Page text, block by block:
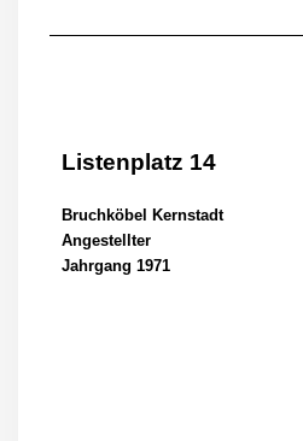
Listenplatz 14
Bruchköbel Kernstadt
Angestellter
Jahrgang 1971